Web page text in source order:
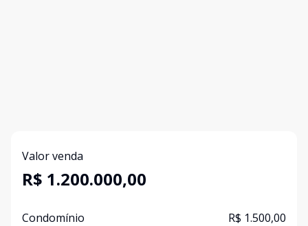
Valor venda
R$ 1.200.000,00
Condomínio R$ 1.500,00